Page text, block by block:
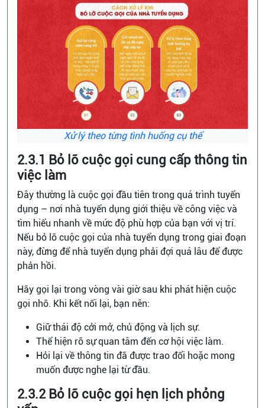
Xử lý theo từng tình huống cụ thể
2.3.1 Bỏ lỡ cuộc gọi cung cấp thông tin
việc làm
Đây thường là cuộc gọi đầu tiên trong quá trình tuyển
dụng – nơi nhà tuyển dụng giới thiệu về công việc và
tìm hiểu nhanh về mức độ phù hợp của bạn với vị trí.
Nếu bỏ lỡ cuộc gọi của nhà tuyển dụng trong giai đoạn
này, đừng để nhà tuyển dụng phải đợi quá lâu để được
phản hồi.
Hãy gọi lại trong vòng vài giờ sau khi phát hiện cuộc
gọi nhỡ. Khi kết nối lại, bạn nên:
Giữ thái độ cởi mở, chủ động và lịch sự.
Thể hiện rõ sự quan tâm đến cơ hội việc làm.
Hỏi lại về thông tin đã được trao đổi hoặc mong
muốn được nghe lại từ đầu.
2.3.2 Bỏ lỡ cuộc gọi hẹn lịch phỏng